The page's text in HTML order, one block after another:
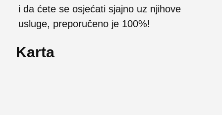
i da ćete se osjećati sjajno uz njihove
usluge, preporučeno je 100%!
Karta